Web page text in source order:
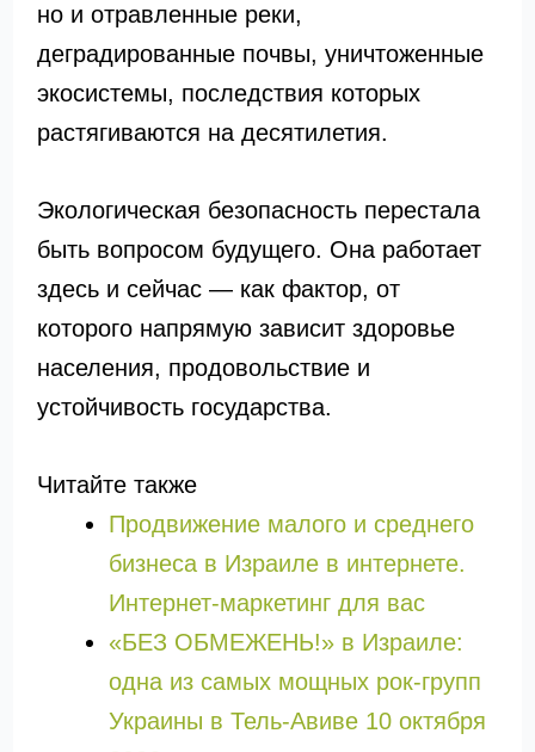
но и отравленные реки,
деградированные почвы, уничтоженные
экосистемы, последствия которых
растягиваются на десятилетия.
Экологическая безопасность перестала
быть вопросом будущего. Она работает
здесь и сейчас — как фактор, от
которого напрямую зависит здоровье
населения, продовольствие и
устойчивость государства.
Читайте также
Продвижение малого и среднего
бизнеса в Израиле в интернете.
Интернет-маркетинг для вас
«БЕЗ ОБМЕЖЕНЬ!» в Израиле:
одна из самых мощных рок-групп
Украины в Тель-Авиве 10 октября